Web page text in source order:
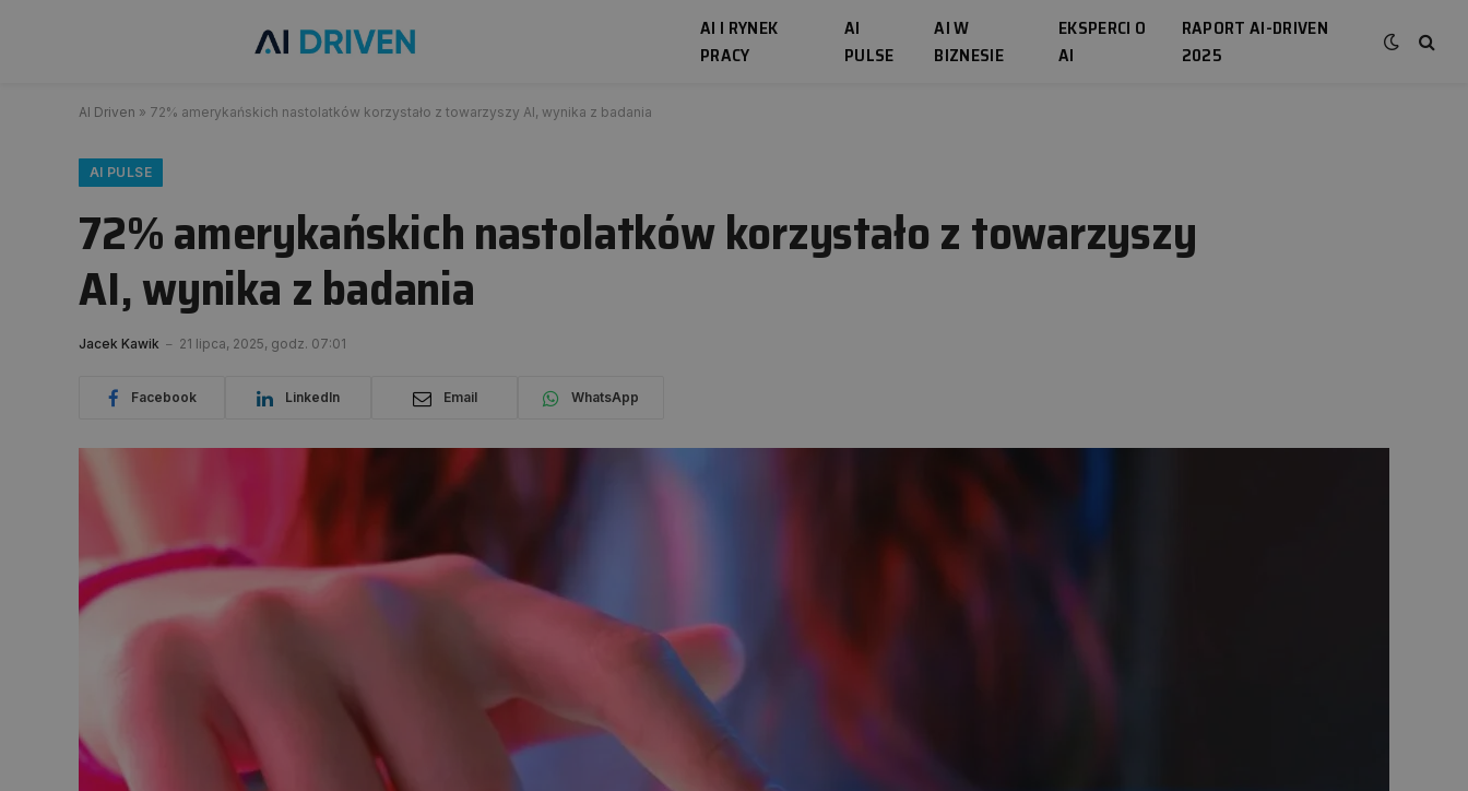
AI I RYNEK
PRACY
AI
PULSE
AI W
BIZNESIE
EKSPERCI O
AI
RAPORT AI-DRIVEN
2025
AI Driven » 72% amerykańskich nastolatków korzystało z towarzyszy AI, wynika z badania
AI PULSE
72% amerykańskich nastolatków korzystało z towarzyszy
AI, wynika z badania
Jacek Kawik 21 lipca, 2025, godz. 07:01
Facebook LinkedIn Email WhatsApp